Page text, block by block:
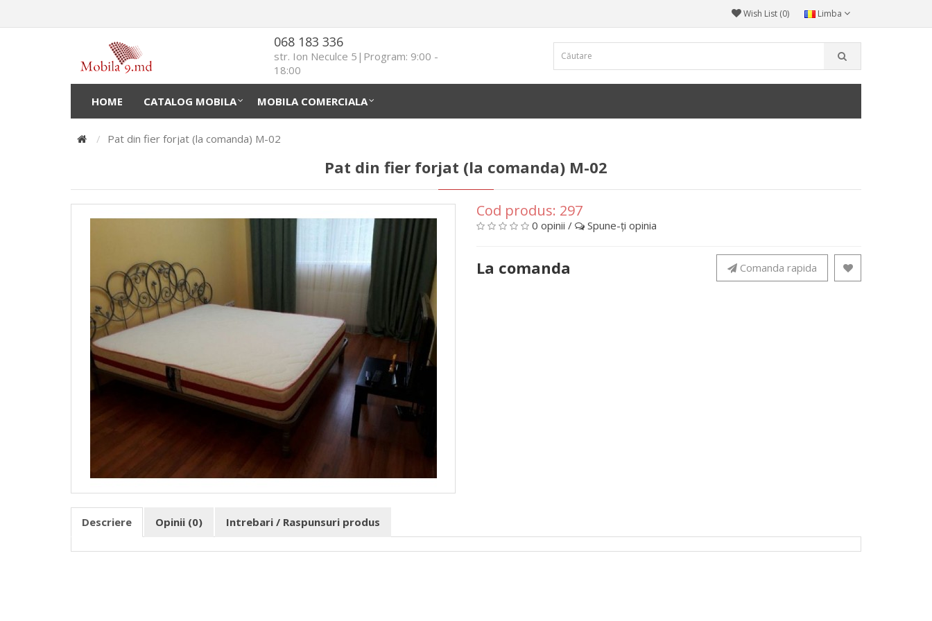
Limba
Wish List (0)
068 183 336
str. Ion Neculce 5|Program: 9:00 -
18:00
HOME CATALOG MOBILA MOBILA COMERCIALA
Pat din fier forjat (la comanda) М-02
Pat din fier forjat (la comanda) М-02
Cod produs: 297
0 opinii / Spune-ţi opinia
La comanda Comanda rapida
Descriere Opinii (0) Intrebari / Raspunsuri produs